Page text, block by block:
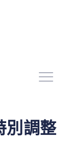
別調整